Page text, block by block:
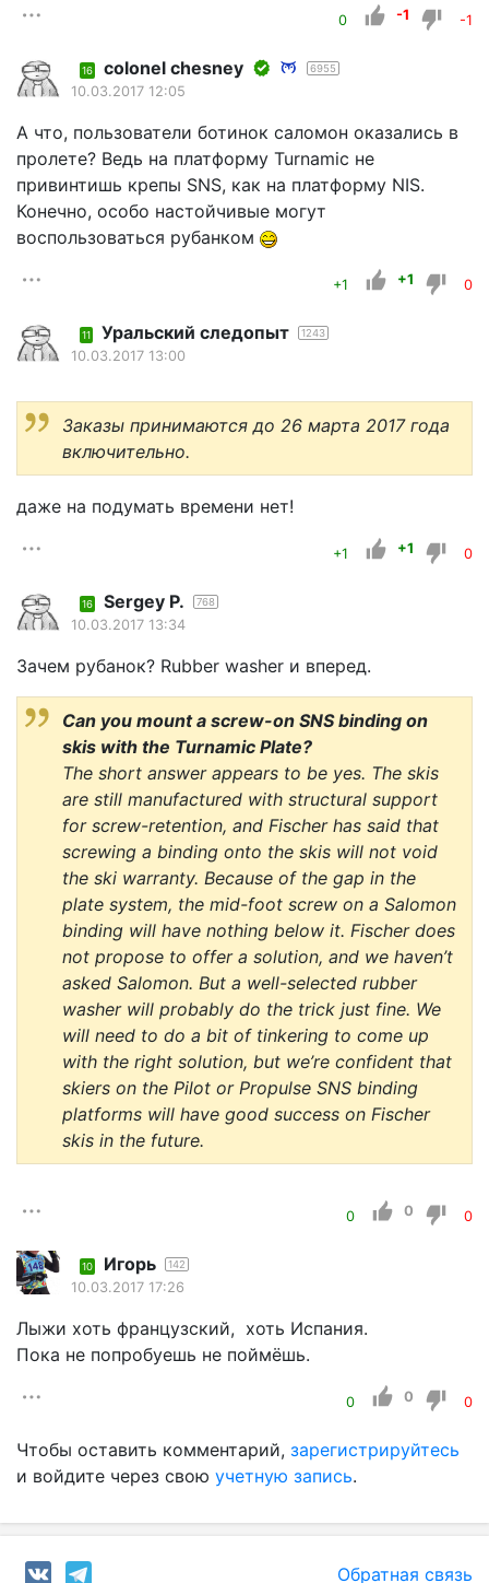
0 -1 -1
16 colonel chesney 6955
10.03.2017 12:05
А что, пользователи ботинок саломон оказались в
пролете? Ведь на платформу Turnamic не
привинтишь крепы SNS, как на платформу NIS.
Конечно, особо настойчивые могут
воспользоваться рубанком
+1 +1 0
11 Уральский следопыт 1243
10.03.2017 13:00
Заказы принимаются до 26 марта 2017 года
включительно.
даже на подумать времени нет!
+1 +1 0
16 Sergey P. 768
10.03.2017 13:34
Зачем рубанок? Rubber washer и вперед.
Can you mount a screw-on SNS binding on
skis with the Turnamic Plate?
The short answer appears to be yes. The skis
are still manufactured with structural support
for screw-retention, and Fischer has said that
screwing a binding onto the skis will not void
the ski warranty. Because of the gap in the
plate system, the mid-foot screw on a Salomon
binding will have nothing below it. Fischer does
not propose to offer a solution, and we haven’t
asked Salomon. But a well-selected rubber
washer will probably do the trick just fine. We
will need to do a bit of tinkering to come up
with the right solution, but we’re confident that
skiers on the Pilot or Propulse SNS binding
platforms will have good success on Fischer
skis in the future.
0 0 0
10 Игорь 142
10.03.2017 17:26
Лыжи хоть французский, хоть Испания.
Пока не попробуешь не поймёшь.
0 0 0
Чтобы оставить комментарий, зарегистрируйтесь
и войдите через свою учетную запись.
Обратная связь